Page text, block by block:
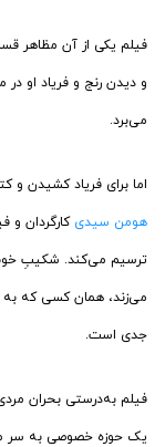
فیلم یکی از آن مظاهر
و دیدن رنج و فریاد او در
می‌برد.
اما برای فریاد کشیدن و
هومن سیدی کارگردان و
ترسیم می‌کند. شکیبِ
می‌زند، همان کسی که به
جدی است.
فیلم به‌درستی بحران
یک حوزه خصوصی به سر